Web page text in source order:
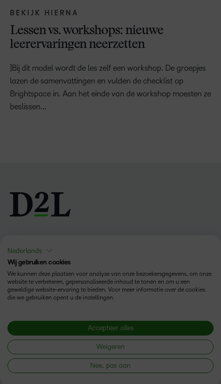
BEKIJK HIERNA
Lessen vs. workshops: nieuwe
leerervaringen neerzetten
]Bij dit model wordt de les zelf een workshop. De groepjes
lazen de samenvattingen en vulden de checklist op
Brightspace in. Aan het einde van de workshop moesten ze
beslissen...
Volg ons
Producten
Brightspace
Oplossingen
Newsroom
Nederlands
Wij gebruiken cookies
We kunnen deze plaatsen voor analyse van onze bezoekersgegevens, om onze
website te verbeteren, gepersonaliseerde inhoud te tonen en om u een
geweldige website-ervaring te bieden. Voor meer informatie over de cookies
die we gebruiken opent u de instellingen.
Accepteer alles
Weigeren
Nee, pas aan